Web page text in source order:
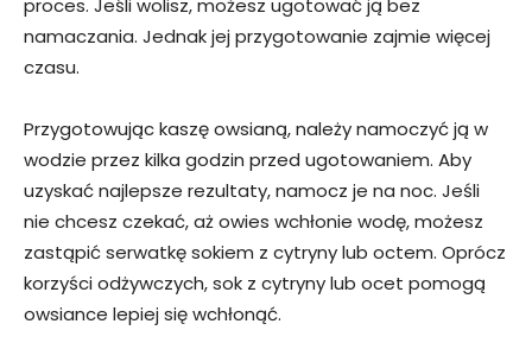
proces. Jeśli wolisz, możesz ugotować ją bez
namaczania. Jednak jej przygotowanie zajmie więcej
czasu.
Przygotowując kaszę owsianą, należy namoczyć ją w
wodzie przez kilka godzin przed ugotowaniem. Aby
uzyskać najlepsze rezultaty, namocz je na noc. Jeśli
nie chcesz czekać, aż owies wchłonie wodę, możesz
zastąpić serwatkę sokiem z cytryny lub octem. Oprócz
korzyści odżywczych, sok z cytryny lub ocet pomogą
owsiance lepiej się wchłonąć.